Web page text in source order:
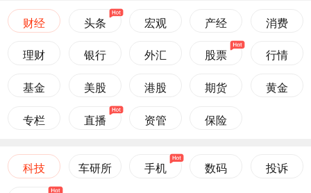
财经 头条 宏观 产经 消费
理财 银行 外汇 股票 行情
基金 美股 港股 期货 黄金
专栏 直播 资管 保险
科技 车研所 手机 数码 投诉